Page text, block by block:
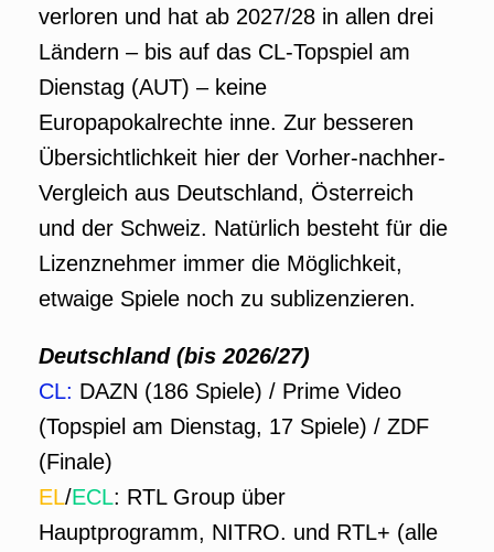
verloren und hat ab 2027/28 in allen drei
Ländern – bis auf das CL-Topspiel am
Dienstag (AUT) – keine
Europapokalrechte inne. Zur besseren
Übersichtlichkeit hier der Vorher-nachher-
Vergleich aus Deutschland, Österreich
und der Schweiz. Natürlich besteht für die
Lizenznehmer immer die Möglichkeit,
etwaige Spiele noch zu sublizenzieren.
Deutschland(bis 2026/27)
CL: DAZN (186 Spiele) / Prime Video
(Topspiel am Dienstag, 17 Spiele) / ZDF
(Finale)
EL/ECL: RTL Group über
Hauptprogramm, NITRO. und RTL+ (alle